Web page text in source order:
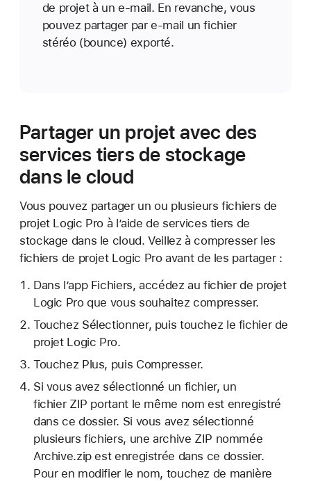
de projet à un e-mail. En revanche, vous
pouvez partager par e-mail un fichier
stéréo (bounce) exporté.
Partager un projet avec des
services tiers de stockage
dans le cloud
Vous pouvez partager un ou plusieurs fichiers de
projet Logic Pro à l’aide de services tiers de
stockage dans le cloud. Veillez à compresser les
fichiers de projet Logic Pro avant de les partager :
Dans l’app Fichiers, accédez au fichier de projet
Logic Pro que vous souhaitez compresser.
Touchez Sélectionner, puis touchez le fichier de
projet Logic Pro.
Touchez Plus, puis Compresser.
Si vous avez sélectionné un fichier, un
fichier ZIP portant le même nom est enregistré
dans ce dossier. Si vous avez sélectionné
plusieurs fichiers, une archive ZIP nommée
Archive.zip est enregistrée dans ce dossier.
Pour en modifier le nom, touchez de manière